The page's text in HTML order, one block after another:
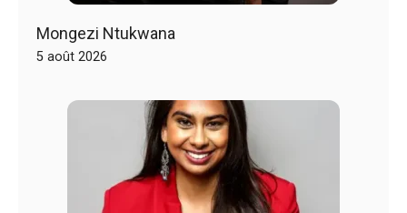
Mongezi Ntukwana
5 août 2026